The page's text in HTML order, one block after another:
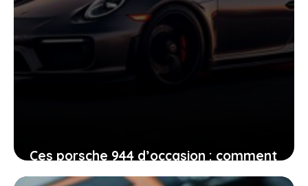
Ces porsche 944 d’occasion : comment
choisir, acheter et vendre en évitant